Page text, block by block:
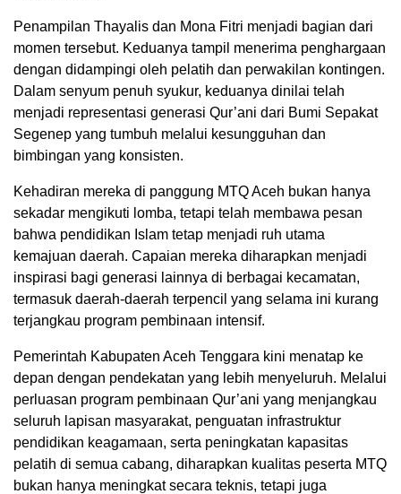
Penampilan Thayalis dan Mona Fitri menjadi bagian dari
momen tersebut. Keduanya tampil menerima penghargaan
dengan didampingi oleh pelatih dan perwakilan kontingen.
Dalam senyum penuh syukur, keduanya dinilai telah
menjadi representasi generasi Qur’ani dari Bumi Sepakat
Segenep yang tumbuh melalui kesungguhan dan
bimbingan yang konsisten.
Kehadiran mereka di panggung MTQ Aceh bukan hanya
sekadar mengikuti lomba, tetapi telah membawa pesan
bahwa pendidikan Islam tetap menjadi ruh utama
kemajuan daerah. Capaian mereka diharapkan menjadi
inspirasi bagi generasi lainnya di berbagai kecamatan,
termasuk daerah-daerah terpencil yang selama ini kurang
terjangkau program pembinaan intensif.
Pemerintah Kabupaten Aceh Tenggara kini menatap ke
depan dengan pendekatan yang lebih menyeluruh. Melalui
perluasan program pembinaan Qur’ani yang menjangkau
seluruh lapisan masyarakat, penguatan infrastruktur
pendidikan keagamaan, serta peningkatan kapasitas
pelatih di semua cabang, diharapkan kualitas peserta MTQ
bukan hanya meningkat secara teknis, tetapi juga